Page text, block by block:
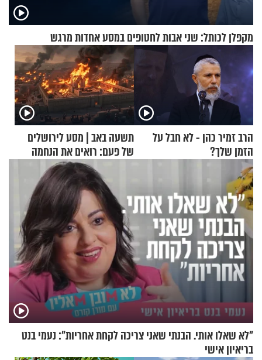
מקפלן לכותל: שני אבות לחטופים במסע אחדות מרגש
הרב זמיר כהן - לא חבל על
הזמן שלך?
תשעה באב | מסע לירושלים
של פעם: רואים את הנחמה
"לא שאלו אותי. הבנתי שאני צריכה לקחת אחריות": נעמי בנט
בריאיון אישי